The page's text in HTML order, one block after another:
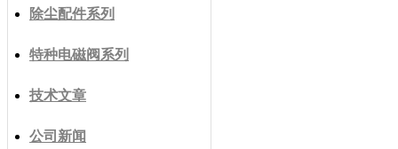
除尘配件系列
特种电磁阀系列
技术文章
公司新闻